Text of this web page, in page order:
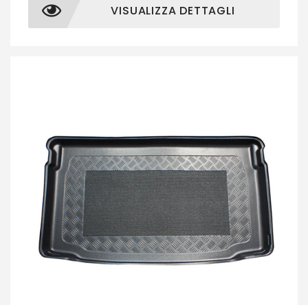
VISUALIZZA DETTAGLI